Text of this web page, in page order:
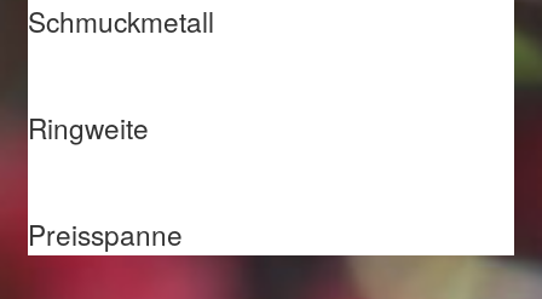
Schmuckmetall
Ringweite
Preisspanne